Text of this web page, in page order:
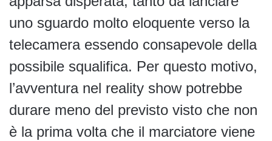
uno sguardo molto eloquente verso la
telecamera essendo consapevole della
possibile squalifica. Per questo motivo,
l’avventura nel reality show potrebbe
durare meno del previsto visto che non
è la prima volta che il marciatore viene